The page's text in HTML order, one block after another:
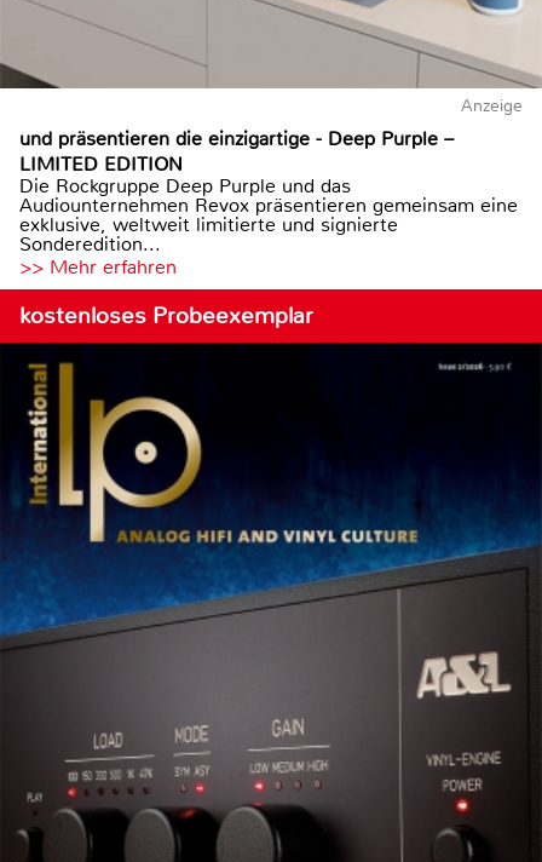
Anzeige
und präsentieren die einzigartige - Deep Purple –
LIMITED EDITION
Die Rockgruppe Deep Purple und das
Audiounternehmen Revox präsentieren gemeinsam eine
exklusive, weltweit limitierte und signierte
Sonderedition...
>> Mehr erfahren
kostenloses Probeexemplar